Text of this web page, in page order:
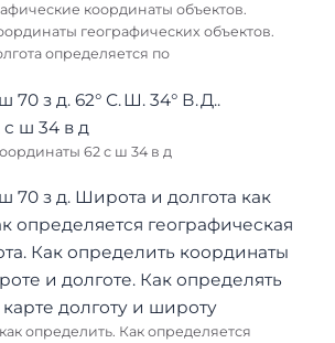
координаты объектов.
географических объектов.
определяется по
62 с ш 34 в д
определить. Как определяется